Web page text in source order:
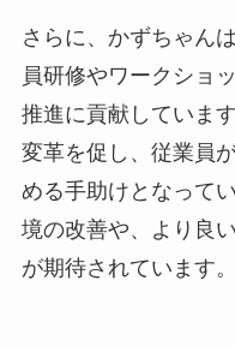
さらに、かずちゃん
員研修やワークショ
推進に貢献していま
変革を促し、従業員
める手助けとなって
境の改善や、より良
が期待されています。